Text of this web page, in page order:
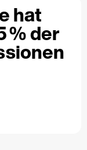
hat
% der